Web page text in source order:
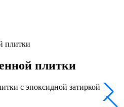
плитки
плитки